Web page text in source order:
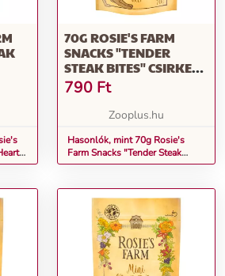
70G ROSIE'S FARM
SNACKS "TENDER
STEAK BITES" CSIRKE
KUTYASNACK
790 Ft
Zooplus.hu
Hasonlók, mint 70g Rosie's
Farm Snacks "Tender Steak
Bites" csirke kutyasnack